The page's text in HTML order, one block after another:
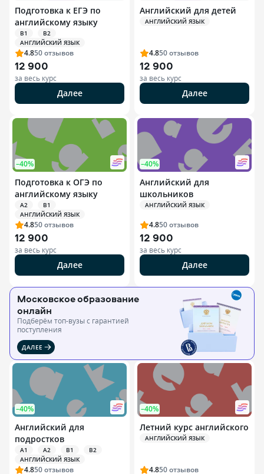
Подготовка к ЕГЭ по
английскому языку
B1
B2
АНГЛИЙСКИЙ ЯЗЫК
4.850отзывов
12 900
за весь курс
Далее
Английский для детей
АНГЛИЙСКИЙ ЯЗЫК
4.850отзывов
12 900
за весь курс
Далее
–40%
Подготовка к ОГЭ по
английскому языку
A2
B1
АНГЛИЙСКИЙ ЯЗЫК
4.850отзывов
12 900
за весь курс
Далее
–40%
Английский для
школьников
АНГЛИЙСКИЙ ЯЗЫК
4.850отзывов
12 900
за весь курс
Далее
Московское образование
онлайн
Подберём топ-вузы c гарантией
поступления
ДАЛЕЕ
–40%
Английский для
подростков
A1 A2 B1
B2
АНГЛИЙСКИЙ ЯЗЫК
4.850отзывов
–40%
Летний курс английского
АНГЛИЙСКИЙ ЯЗЫК
4.850отзывов